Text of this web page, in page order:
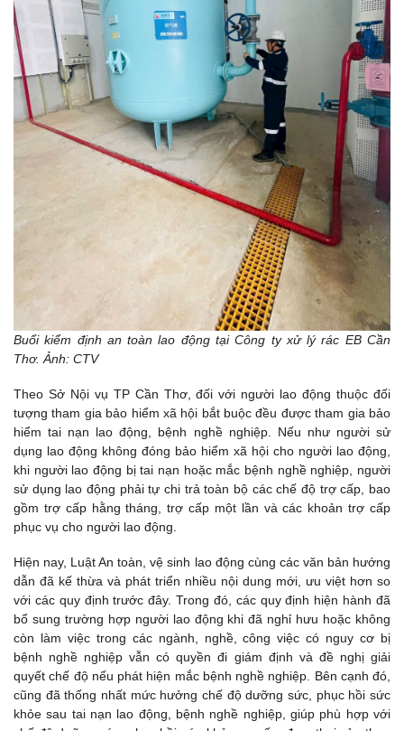
Buổi kiểm định an toàn lao động tại Công ty xử lý rác EB Cần
Thơ. Ảnh: CTV
Theo Sở Nội vụ TP Cần Thơ, đối với người lao động thuộc đối
tượng tham gia bảo hiểm xã hội bắt buộc đều được tham gia bảo
hiểm tai nạn lao động, bệnh nghề nghiệp. Nếu như người sử
dụng lao động không đóng bảo hiểm xã hội cho người lao động,
khi người lao động bị tai nạn hoặc mắc bệnh nghề nghiệp, người
sử dụng lao động phải tự chi trả toàn bộ các chế độ trợ cấp, bao
gồm trợ cấp hằng tháng, trợ cấp một lần và các khoản trợ cấp
phục vụ cho người lao động.
Hiện nay, Luật An toàn, vệ sinh lao động cùng các văn bản hướng
dẫn đã kế thừa và phát triển nhiều nội dung mới, ưu việt hơn so
với các quy định trước đây. Trong đó, các quy định hiện hành đã
bổ sung trường hợp người lao động khi đã nghỉ hưu hoặc không
còn làm việc trong các ngành, nghề, công việc có nguy cơ bị
bệnh nghề nghiệp vẫn có quyền đi giám định và đề nghị giải
quyết chế độ nếu phát hiện mắc bệnh nghề nghiệp. Bên cạnh đó,
cũng đã thống nhất mức hưởng chế độ dưỡng sức, phục hồi sức
khỏe sau tai nạn lao động, bệnh nghề nghiệp, giúp phù hợp với